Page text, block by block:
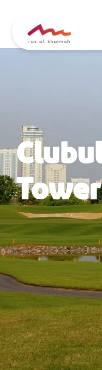
Locuri de cazare
Activități
🇷🇴 RO